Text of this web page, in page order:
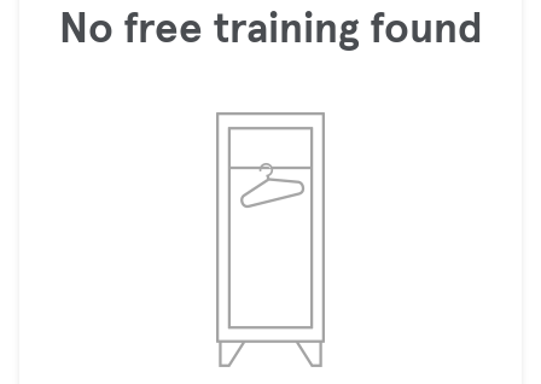
No free training found